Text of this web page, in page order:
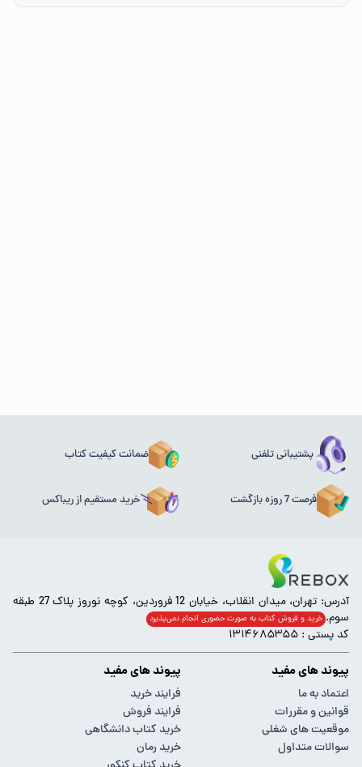
پشتیبانی تلفنی ضمانت کیفیت کتاب
فرصت 7 روزه بازگشت خرید مستقیم از ریباکس
آدرس: تهران، میدان انقلاب، خیابان 12 فروردین، کوچه نوروز پلاک 27 طبقه
سوم. خرید و فروش کتاب به صورت حضوری انجام‌ نمی‌پذیرد
کد پستی : ۱۳۱۴۶۸۵۳۵۵
پیوند های مفید
اعتماد به ما
قوانین و مقررات
موقعیت های شغلی
سوالات متداول
پیوند های مفید
فرایند خرید
فرایند فروش
خرید کتاب دانشگاهی
خرید رمان